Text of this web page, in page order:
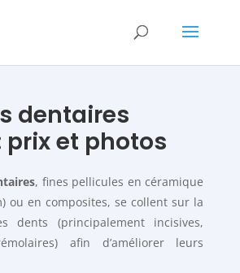
dentaires
prix et photos
, fines pellicules en céramique
ou en composites, se collent sur la
dents (principalement incisives,
afin d’améliorer leurs